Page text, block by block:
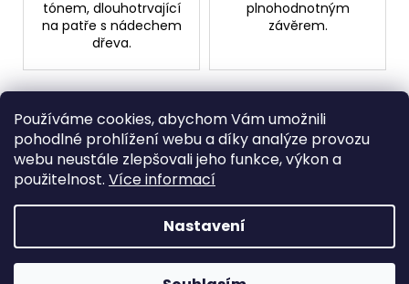
Používáme cookies, abychom Vám umožnili
pohodlné prohlížení webu a díky analýze provozu
webu neustále zlepšovali jeho funkce, výkon a
použitelnost. Více informací
Nastavení
tónem, dlouhotrvající
na patře s nádechem
dřeva.
plnohodnotným
závěrem.
O
v
l
á
d
a
c
í
p
Doprava nad 1000 Kč zdarma
Při objednání nad 1000 Kč, máte dopravu
zdarma.
á Copyright 2026Záviška Esposito Winery s.r.o.. Všechna